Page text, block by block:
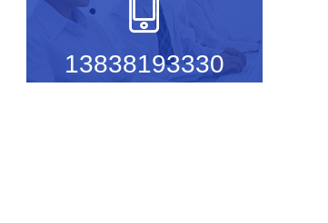
13838193330